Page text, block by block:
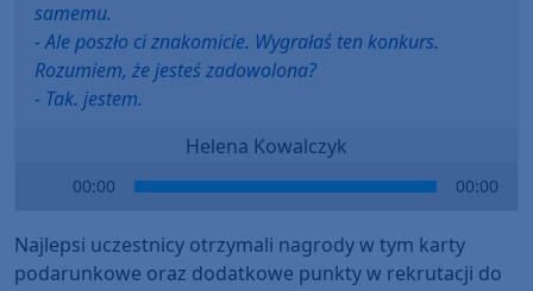
samemu.
- Ale poszło ci znakomicie. Wygrałaś ten konkurs.
Rozumiem, że jesteś zadowolona?
- Tak. jestem.
Helena Kowalczyk
00:00 00:00
Najlepsi uczestnicy otrzymali nagrody w tym karty
podarunkowe oraz dodatkowe punkty w rekrutacji do